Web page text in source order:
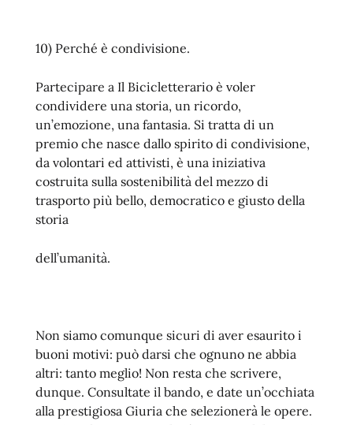
10) Perché è condivisione.
Partecipare a Il Bicicletterario è voler
condividere una storia, un ricordo,
un’emozione, una fantasia. Si tratta di un
premio che nasce dallo spirito di condivisione,
da volontari ed attivisti, è una iniziativa
costruita sulla sostenibilità del mezzo di
trasporto più bello, democratico e giusto della
storia
dell’umanità.
Non siamo comunque sicuri di aver esaurito i
buoni motivi: può darsi che ognuno ne abbia
altri: tanto meglio! Non resta che scrivere,
dunque. Consultate il bando, e date un’occhiata
alla prestigiosa Giuria che selezionerà le opere.